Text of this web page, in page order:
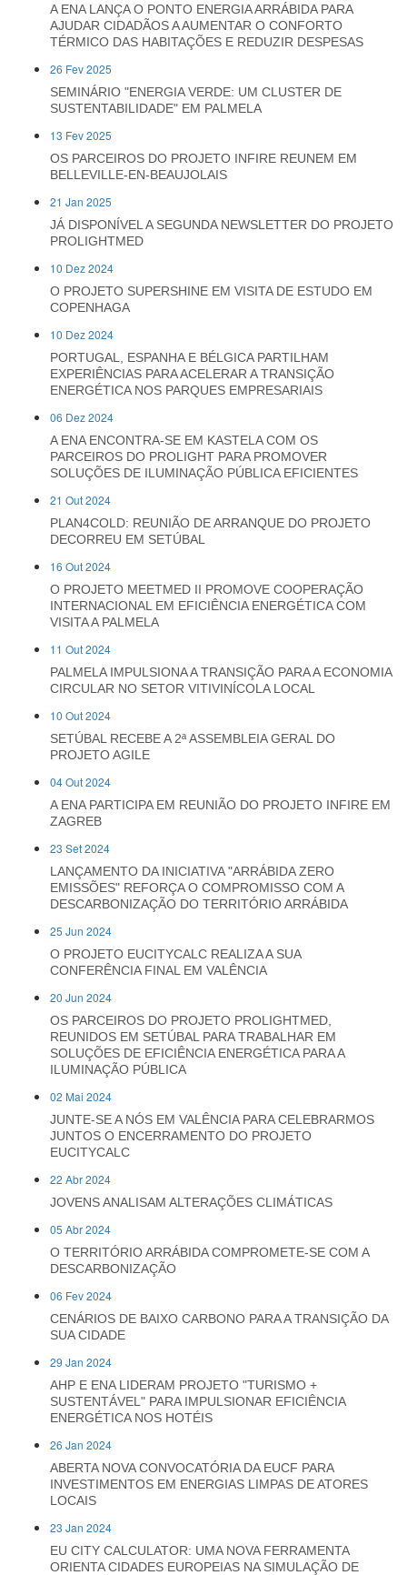
A ENA LANÇA O PONTO ENERGIA ARRÁBIDA PARA
AJUDAR CIDADÃOS A AUMENTAR O CONFORTO
TÉRMICO DAS HABITAÇÕES E REDUZIR DESPESAS
26 Fev 2025
SEMINÁRIO "ENERGIA VERDE: UM CLUSTER DE
SUSTENTABILIDADE" EM PALMELA
13 Fev 2025
OS PARCEIROS DO PROJETO INFIRE REUNEM EM
BELLEVILLE-EN-BEAUJOLAIS
21 Jan 2025
JÁ DISPONÍVEL A SEGUNDA NEWSLETTER DO PROJETO
PROLIGHTMED
10 Dez 2024
O PROJETO SUPERSHINE EM VISITA DE ESTUDO EM
COPENHAGA
10 Dez 2024
PORTUGAL, ESPANHA E BÉLGICA PARTILHAM
EXPERIÊNCIAS PARA ACELERAR A TRANSIÇÃO
ENERGÉTICA NOS PARQUES EMPRESARIAIS
06 Dez 2024
A ENA ENCONTRA-SE EM KASTELA COM OS
PARCEIROS DO PROLIGHT PARA PROMOVER
SOLUÇÕES DE ILUMINAÇÃO PÚBLICA EFICIENTES
21 Out 2024
PLAN4COLD: REUNIÃO DE ARRANQUE DO PROJETO
DECORREU EM SETÚBAL
16 Out 2024
O PROJETO MEETMED II PROMOVE COOPERAÇÃO
INTERNACIONAL EM EFICIÊNCIA ENERGÉTICA COM
VISITA A PALMELA
11 Out 2024
PALMELA IMPULSIONA A TRANSIÇÃO PARA A ECONOMIA
CIRCULAR NO SETOR VITIVINÍCOLA LOCAL
10 Out 2024
SETÚBAL RECEBE A 2ª ASSEMBLEIA GERAL DO
PROJETO AGILE
04 Out 2024
A ENA PARTICIPA EM REUNIÃO DO PROJETO INFIRE EM
ZAGREB
23 Set 2024
LANÇAMENTO DA INICIATIVA "ARRÁBIDA ZERO
EMISSÕES" REFORÇA O COMPROMISSO COM A
DESCARBONIZAÇÃO DO TERRITÓRIO ARRÁBIDA
25 Jun 2024
O PROJETO EUCITYCALC REALIZA A SUA
CONFERÊNCIA FINAL EM VALÊNCIA
20 Jun 2024
OS PARCEIROS DO PROJETO PROLIGHTMED,
REUNIDOS EM SETÚBAL PARA TRABALHAR EM
SOLUÇÕES DE EFICIÊNCIA ENERGÉTICA PARA A
ILUMINAÇÃO PÚBLICA
02 Mai 2024
JUNTE-SE A NÓS EM VALÊNCIA PARA CELEBRARMOS
JUNTOS O ENCERRAMENTO DO PROJETO
EUCITYCALC
22 Abr 2024
JOVENS ANALISAM ALTERAÇÕES CLIMÁTICAS
05 Abr 2024
O TERRITÓRIO ARRÁBIDA COMPROMETE-SE COM A
DESCARBONIZAÇÃO
06 Fev 2024
CENÁRIOS DE BAIXO CARBONO PARA A TRANSIÇÃO DA
SUA CIDADE
29 Jan 2024
AHP E ENA LIDERAM PROJETO "TURISMO +
SUSTENTÁVEL" PARA IMPULSIONAR EFICIÊNCIA
ENERGÉTICA NOS HOTÉIS
26 Jan 2024
ABERTA NOVA CONVOCATÓRIA DA EUCF PARA
INVESTIMENTOS EM ENERGIAS LIMPAS DE ATORES
LOCAIS
23 Jan 2024
EU CITY CALCULATOR: UMA NOVA FERRAMENTA
ORIENTA CIDADES EUROPEIAS NA SIMULAÇÃO DE